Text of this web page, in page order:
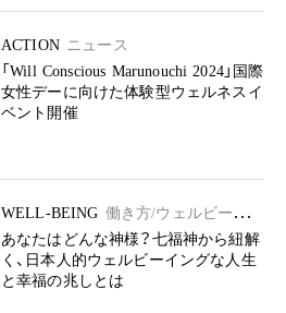
ACTION ニュース
「Will Conscious Marunouchi 2024」国際
女性デーに向けた体験型ウェルネスイ
ベント開催
WELL-BEING 働き方/ウェルビーイン
グ
あなたはどんな神様？七福神から紐解
く、日本人的ウェルビーイングな人生
と幸福の兆しとは